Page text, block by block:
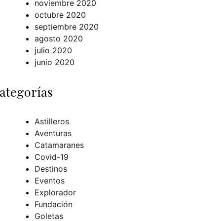
noviembre 2020
octubre 2020
septiembre 2020
agosto 2020
julio 2020
junio 2020
Astilleros
Aventuras
Catamaranes
Covid-19
Destinos
Eventos
Explorador
Fundación
Goletas